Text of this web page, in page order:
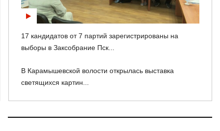
17 кандидатов от 7 партий зарегистрированы на
выборы в Заксобрание Пск...
В Карамышевской волости открылась выставка
светящихся картин...